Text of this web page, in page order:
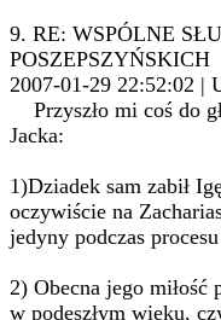
9. RE: WSPÓLNE
2007-01-29 22:52:02 |
Przyszło mi coś do
Jacka:
1)Dziadek sam zabił
oczywiście na
jedyny podczas
2) Obecna jego miłość
w podeszłym wieku,